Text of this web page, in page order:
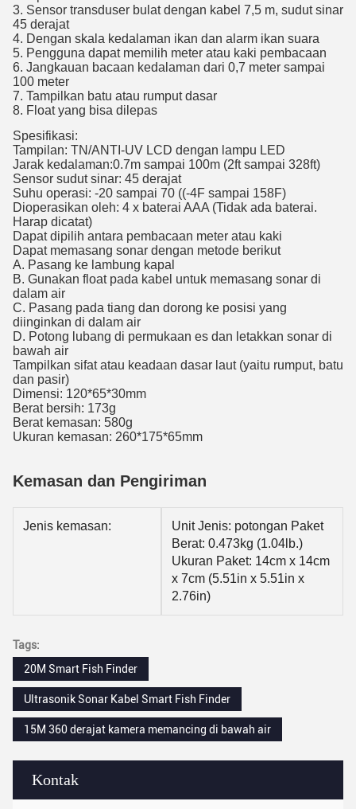
Kontak
3. Sensor transduser bulat dengan kabel 7,5 m, sudut sinar
45 derajat
4. Dengan skala kedalaman ikan dan alarm ikan suara
5. Pengguna dapat memilih meter atau kaki pembacaan
6. Jangkauan bacaan kedalaman dari 0,7 meter sampai
100 meter
7. Tampilkan batu atau rumput dasar
8. Float yang bisa dilepas
Spesifikasi:
Tampilan: TN/ANTI-UV LCD dengan lampu LED
Jarak kedalaman:0.7m sampai 100m (2ft sampai 328ft)
Sensor sudut sinar: 45 derajat
Suhu operasi: -20 sampai 70 ((-4F sampai 158F)
Dioperasikan oleh: 4 x baterai AAA (Tidak ada baterai.
Harap dicatat)
Dapat dipilih antara pembacaan meter atau kaki
Dapat memasang sonar dengan metode berikut
A. Pasang ke lambung kapal
B. Gunakan float pada kabel untuk memasang sonar di
dalam air
C. Pasang pada tiang dan dorong ke posisi yang
diinginkan di dalam air
D. Potong lubang di permukaan es dan letakkan sonar di
bawah air
Tampilkan sifat atau keadaan dasar laut (yaitu rumput, batu
dan pasir)
Dimensi: 120*65*30mm
Berat bersih: 173g
Berat kemasan: 580g
Ukuran kemasan: 260*175*65mm
Kemasan dan Pengiriman
Jenis kemasan:
Unit Jenis: potongan Paket
Berat: 0.473kg (1.04lb.)
Ukuran Paket: 14cm x 14cm
x 7cm (5.51in x 5.51in x
2.76in)
Tags:
20M Smart Fish Finder
Ultrasonik Sonar Kabel Smart Fish Finder
15M 360 derajat kamera memancing di bawah air